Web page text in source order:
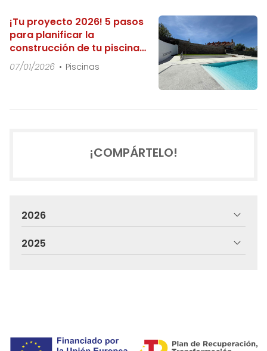
¡Tu proyecto 2026! 5 pasos
para planificar la
construcción de tu piscina
desde cero
07/01/2026 Piscinas
¡COMPÁRTELO!
2026
2025